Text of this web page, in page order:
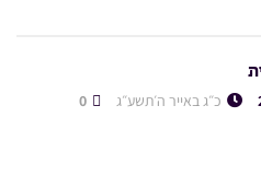
כ״ג באייר ה׳תשע״ג